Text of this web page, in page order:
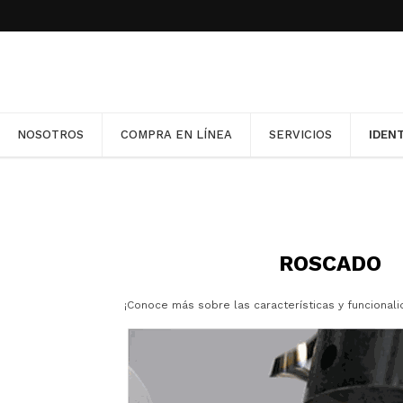
en nuestra Política de Cookies. Para desactivarlas,
NOSOTROS COMPRA EN LÍNEA SERVICIOS
ROSCADO
¡Conoce más sobre las características y